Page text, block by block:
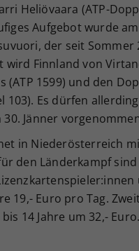
Heliövaara (ATP-
Aufgebot wurde
der seit Sommer
Finnland von
(ATP 1599) und den
103). Es dürfen
Jänner
in Niederösterreich
den Länderkampf
19,- Euro pro Tag.
14 Jahre um 32,- Euro.